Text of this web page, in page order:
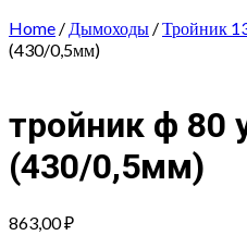
Home / Дымоходы /Тройник
(430/0,5мм)
тройник ф 80
(430/0,5мм)
863,00₽